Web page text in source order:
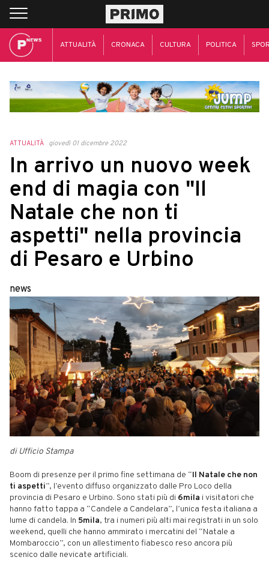
ATTUALITÀ CRONACA CULTURA POLITICA
ATTUALITÀ giovedì 01 dicembre 2022
In arrivo un nuovo week
end di magia con "Il
Natale che non ti
aspetti" nella provincia
di Pesaro e Urbino
news
di Ufficio Stampa
Boom di presenze per il primo fine settimana de “Il Natale che non
ti aspetti”, l’evento diffuso organizzato dalle Pro Loco della
provincia di Pesaro e Urbino. Sono stati più di 6mila i visitatori che
hanno fatto tappa a “Candele a Candelara”, l’unica festa italiana a
lume di candela. In 5mila, tra i numeri più alti mai registrati in un solo
weekend, quelli che hanno ammirato i mercatini del “Natale a
Mombaroccio”, con un allestimento fiabesco reso ancora più
scenico dalle nevicate artificiali.